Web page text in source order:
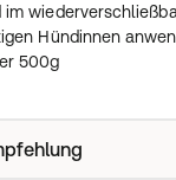
im
Hündinnen
500g